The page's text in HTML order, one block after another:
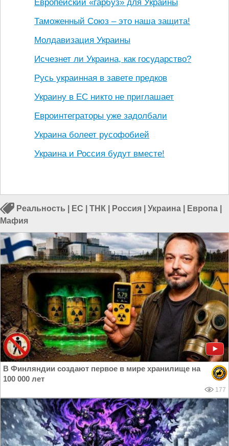
Европейский «гарбуз» для Украины
Таможенный Союз – это наша защита!
Молдавизация Украины
Исчезнет ли Украина, как государство?
Русь украинная в завете предков
Украину в ЕС никто не приглашает
Евроинтеграторы уже задолбали
Украина болеет русофобией
Украина и Россия будут вместе!
Реальность ЕС ТНК Россия Украина Европа
Мафия
В Финляндии создают первое в мире хранилище на
100 000 лет
177